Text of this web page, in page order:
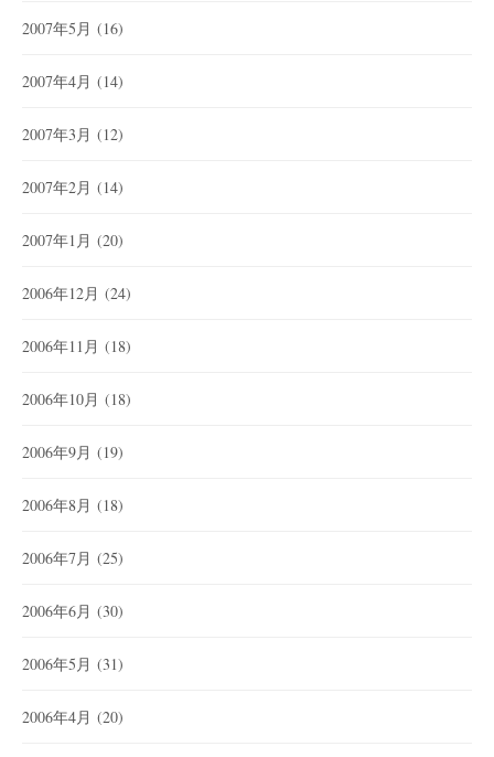
2007年5月 (16)
2007年4月 (14)
2007年3月 (12)
2007年2月 (14)
2007年1月 (20)
2006年12月 (24)
2006年11月 (18)
2006年10月 (18)
2006年9月 (19)
2006年8月 (18)
2006年7月 (25)
2006年6月 (30)
2006年5月 (31)
2006年4月 (20)